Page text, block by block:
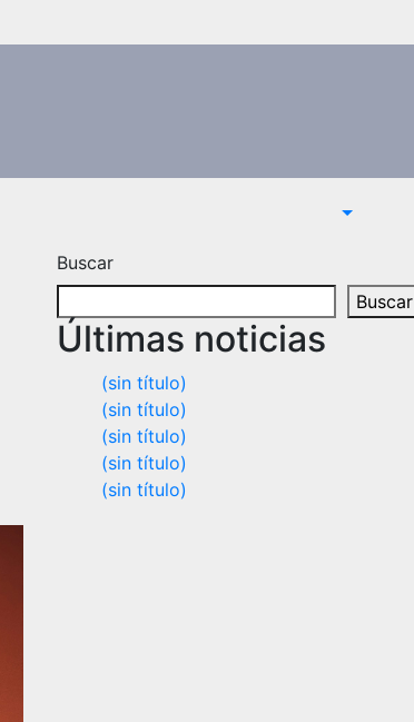
Buscar
Buscar
Últimas noticias
(sin título)
(sin título)
(sin título)
(sin título)
(sin título)